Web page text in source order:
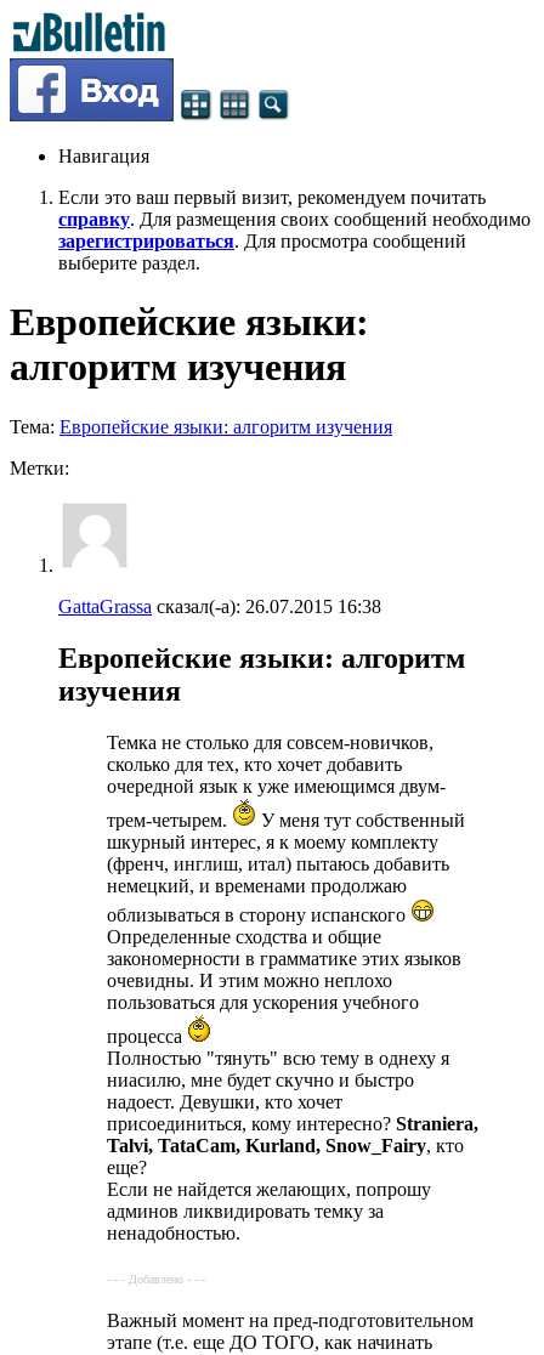
Навигация
Если это ваш первый визит, рекомендуем почитать
справку. Для размещения своих сообщений необходимо
зарегистрироваться. Для просмотра сообщений
выберите раздел.
Европейские языки:
алгоритм изучения
Тема: Европейские языки: алгоритм изучения
Метки:
GattaGrassa сказал(-а): 26.07.2015 16:38
Европейские языки: алгоритм
изучения
Темка не столько для совсем-новичков,
сколько для тех, кто хочет добавить
очередной язык к уже имеющимся двум-
трем-четырем.
У меня тут собственный
шкурный интерес, я к моему комплекту
(френч, инглиш, итал) пытаюсь добавить
немецкий, и временами продолжаю
облизываться в сторону испанского
Определенные сходства и общие
закономерности в грамматике этих языков
очевидны. И этим можно неплохо
пользоваться для ускорения учебного
процесса
Полностью "тянуть" всю тему в однеху я
ниасилю, мне будет скучно и быстро
надоест. Девушки, кто хочет
присоединиться, кому интересно? Straniera,
Talvi, TataCam, Kurland, Snow_Fairy, кто
еще?
Если не найдется желающих, попрошу
админов ликвидировать темку за
ненадобностью.
- - - Добавлено - - -
Важный момент на пред-подготовительном
этапе (т.е. еще ДО ТОГО, как начинать